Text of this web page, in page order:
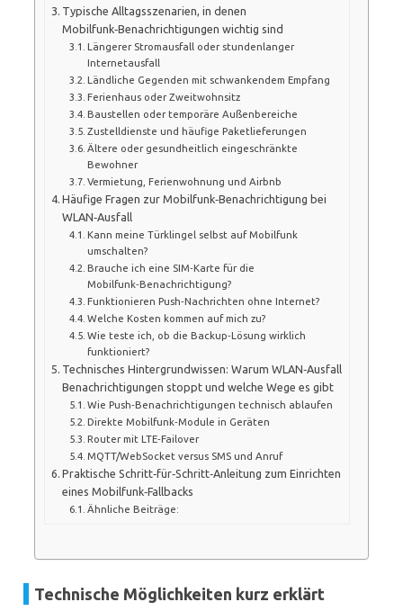
Typische Alltagsszenarien, in denen
Mobilfunk‑Benachrichtigungen wichtig sind
Längerer Stromausfall oder stundenlanger
Internetausfall
Ländliche Gegenden mit schwankendem Empfang
Ferienhaus oder Zweitwohnsitz
Baustellen oder temporäre Außenbereiche
Zustelldienste und häufige Paketlieferungen
Ältere oder gesundheitlich eingeschränkte
Bewohner
Vermietung, Ferienwohnung und Airbnb
Häufige Fragen zur Mobilfunk‑Benachrichtigung bei
WLAN‑Ausfall
Kann meine Türklingel selbst auf Mobilfunk
umschalten?
Brauche ich eine SIM‑Karte für die
Mobilfunk‑Benachrichtigung?
Funktionieren Push‑Nachrichten ohne Internet?
Welche Kosten kommen auf mich zu?
Wie teste ich, ob die Backup‑Lösung wirklich
funktioniert?
Technisches Hintergrundwissen: Warum WLAN‑Ausfall
Benachrichtigungen stoppt und welche Wege es gibt
Wie Push‑Benachrichtigungen technisch ablaufen
Direkte Mobilfunk‑Module in Geräten
Router mit LTE‑Failover
MQTT/WebSocket versus SMS und Anruf
Praktische Schritt‑für‑Schritt‑Anleitung zum Einrichten
eines Mobilfunk‑Fallbacks
Ähnliche Beiträge:
Technische Möglichkeiten kurz erklärt